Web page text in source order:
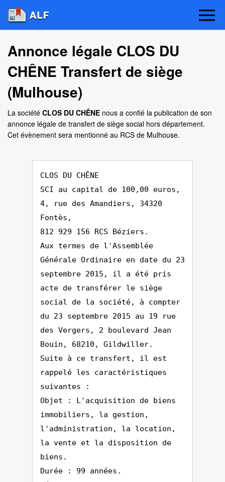
Annonce légale CLOS DU
CHÊNE Transfert de siège
(Mulhouse)
La société CLOS DU CHÊNE nous a confié la publication de son
annonce légale de transfert de siège social hors département.
Cet évènement sera mentionné au RCS de Mulhouse.
CLOS DU CHÊNE
SCI au capital de 100,00 euros,
4, rue des Amandiers, 34320
Fontès,
812 929 156 RCS Béziers.
Aux termes de l'Assemblée
Générale Ordinaire en date du 23
septembre 2015, il a été pris
acte de transférer le siège
social de la société, à compter
du 23 septembre 2015 au 19 rue
des Vergers, 2 boulevard Jean
Bouin, 68210, Gildwiller.
Suite à ce transfert, il est
rappelé les caractéristiques
suivantes :
Objet : L'acquisition de biens
immobiliers, la gestion,
l'administration, la location,
la vente et la disposition de
biens.
Durée : 99 années.